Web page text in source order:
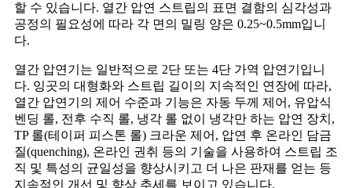
할 수 있습니다. 열간 압연 스트립의 표면 결함의 심각성과
공정의 필요성에 따라 각 면의 밀링 양은 0.25~0.5mm입니
다.
열간 압연기는 일반적으로 2단 또는 4단 가역 압연기입니
다. 잉곳의 대형화와 스트립 길이의 지속적인 연장에 따라,
열간 압연기의 제어 수준과 기능은 자동 두께 제어, 유압식
벤딩 롤, 전후 수직 롤, 냉각 롤 없이 냉각만 하는 압연 장치,
TP 롤(테이퍼 피스톤 롤) 크라운 제어, 압연 후 온라인 담금
질(quenching), 온라인 권취 등의 기술을 사용하여 스트립 조
직 및 특성의 균일성을 향상시키고 더 나은 판재를 얻는 등
지속적인 개선 및 향상 추세를 보이고 있습니다.